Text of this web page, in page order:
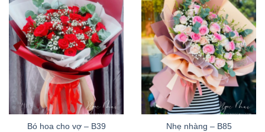
Bó hoa cho vợ – B39
Nhẹ nhàng – B85